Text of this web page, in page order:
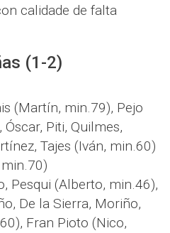
calidade de falta
(1-2)
(Martín, min.79), Pejo
Piti, Quilmes,
Tajes (Iván, min.60)
Pesqui (Alberto, min.46),
De la Sierra, Moriño,
Fran Pioto (Nico,